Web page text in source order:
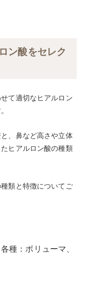
ン酸をセレク
て適切なヒアルロン
、鼻など高さや立体
ヒアルロン酸の種類
類と特徴についてご
種：ボリューマ、